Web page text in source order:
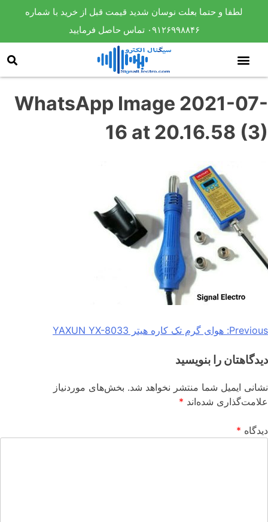
لطفا و حتما بعلت نوسان شدید قیمت قبل از خرید با شماره
۰۹۱۲۶۹۹۸۸۴۶ تماس حاصل فرمایید
WhatsApp Image 2021-07-
16 at 20.16.58 (3)
Previous: هوای گرم تک کاره هیتر YAXUN YX-8033
دیدگاهتان را بنویسید
نشانی ایمیل شما منتشر نخواهد شد. بخش‌های موردنیاز
علامت‌گذاری شده‌اند *
دیدگاه *